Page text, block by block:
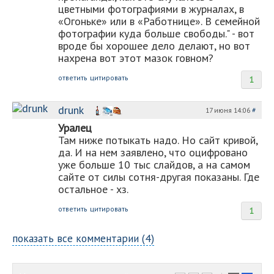
цветными фотографиями в журналах, в
«Огоньке» или в «Работнице». В семейной
фотографии куда больше свободы." - вот
вроде бы хорошее дело делают, но вот
нахрена вот этот мазок говном?
1
ответить цитировать
drunk 17 июня 14:06 #
Уралец
Там ниже потыкать надо. Но сайт кривой,
да. И на нем заявлено, что оцифровано
уже больше 10 тыс слайдов, а на самом
сайте от силы сотня-другая показаны. Где
остальное - хз.
1
ответить цитировать
показать все комментарии (4)